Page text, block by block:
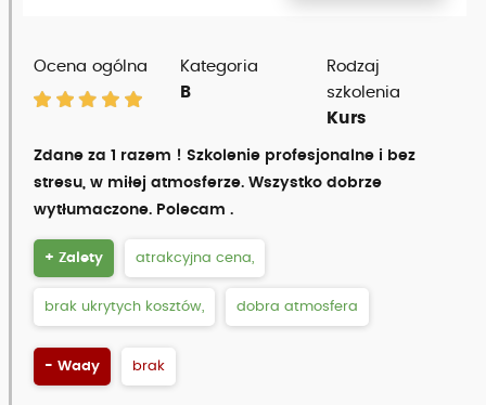
Ocena ogólna
Kategoria
B
Rodzaj
szkolenia
Kurs
Zdane za 1 razem ! Szkolenie profesjonalne i bez
stresu, w miłej atmosferze. Wszystko dobrze
wytłumaczone. Polecam .
+ Zalety atrakcyjna cena,
brak ukrytych kosztów, dobra atmosfera
- Wady brak